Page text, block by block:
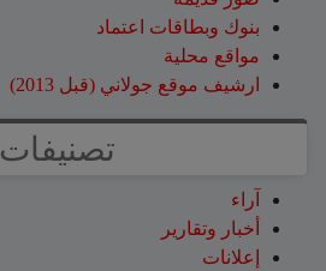
بنوك وبطاقات اعتماد
مواقع محلية
ارشيف موقع جولاني (قبل 2013)
تصنيفات
آراء
أخبار وتقارير
إعلانات